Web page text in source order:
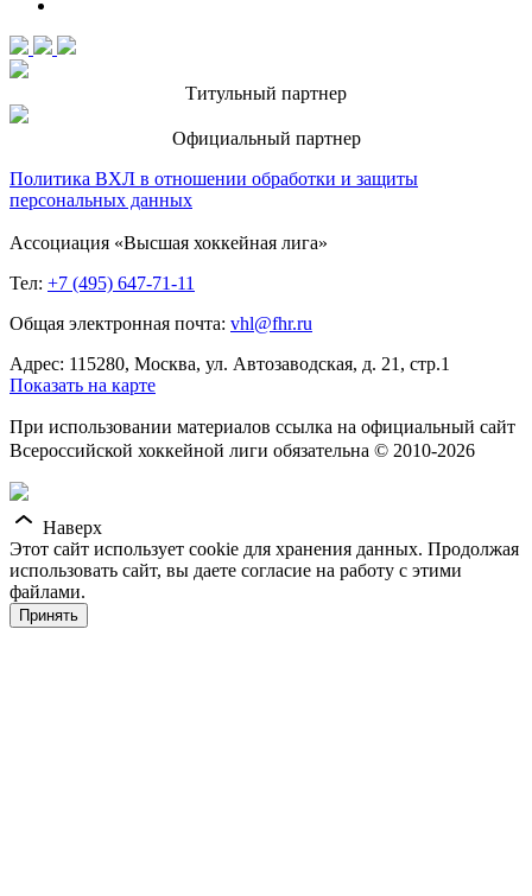
Титульный партнер
Официальный партнер
Политика ВХЛ в отношении обработки и защиты
персональных данных
Ассоциация «Высшая хоккейная лига»
Тел: +7 (495) 647-71-11
Общая электронная почта: vhl@fhr.ru
Адрес: 115280, Москва, ул. Автозаводская, д. 21, стр.1
Показать на карте
При использовании материалов ссылка на официальный сайт
Всероссийской хоккейной лиги обязательна © 2010-2026
Наверх
Этот сайт использует cookie для хранения данных. Продолжая
использовать сайт, вы даете согласие на работу с этими
файлами.
Принять